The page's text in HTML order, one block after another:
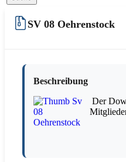
SV 08 Oehrenstock
Beschreibung
Der